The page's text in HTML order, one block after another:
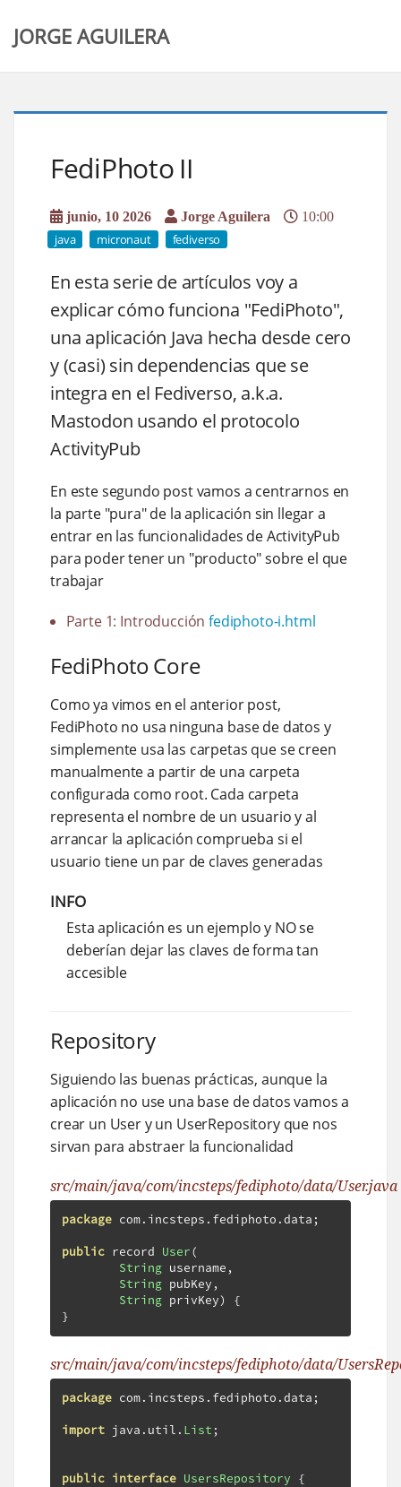
JORGE AGUILERA
FediPhoto II
junio, 10 2026 Jorge Aguilera 10:00
java micronaut fediverso
En esta serie de artículos voy a
explicar cómo funciona "FediPhoto",
una aplicación Java hecha desde cero
y (casi) sin dependencias que se
integra en el Fediverso, a.k.a.
Mastodon usando el protocolo
ActivityPub
En este segundo post vamos a centrarnos en
la parte "pura" de la aplicación sin llegar a
entrar en las funcionalidades de ActivityPub
para poder tener un "producto" sobre el que
trabajar
Parte 1: Introducciónfediphoto-i.html
FediPhoto Core
Como ya vimos en el anterior post,
FediPhoto no usa ninguna base de datos y
simplemente usa las carpetas que se creen
manualmente a partir de una carpeta
configurada como root. Cada carpeta
representa el nombre de un usuario y al
arrancar la aplicación comprueba si el
usuario tiene un par de claves generadas
INFO
Esta aplicación es un ejemplo y NO se
deberían dejar las claves de forma tan
accesible
Repository
Siguiendo las buenas prácticas, aunque la
aplicación no use una base de datos vamos a
crear un User y un UserRepository que nos
sirvan para abstraer la funcionalidad
src/main/java/com/incsteps/fediphoto/data/User.java
package com. incsteps . fediphoto .data ;
public record User(
String username ,
String pubKey ,
String privKey)
{
}
src/main/java/com/incsteps/fediphoto/data/
package com. incsteps . fediphoto .data ;
import java . util . List ;
public interface UsersRepository {